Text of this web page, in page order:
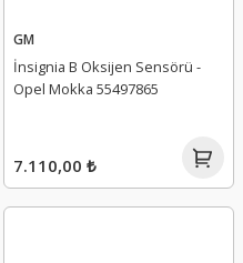
GM
İnsignia B Oksijen Sensörü -
Opel Mokka 55497865
7.110,00 ₺